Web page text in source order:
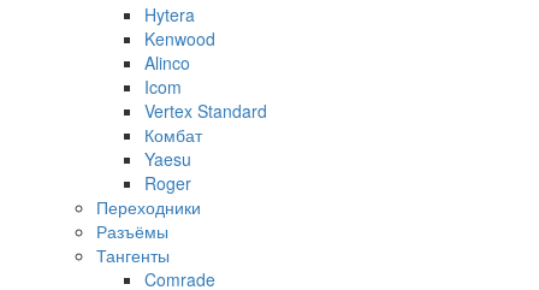
Hytera
Kenwood
Alinco
Icom
Vertex Standard
Комбат
Yaesu
Roger
Переходники
Разъёмы
Тангенты
Comrade